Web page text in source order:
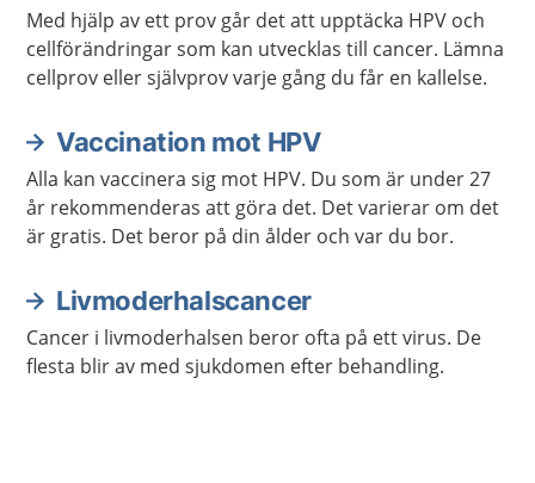
Med hjälp av ett prov går det att upptäcka HPV och
cellförändringar som kan utvecklas till cancer. Lämna
cellprov eller självprov varje gång du får en kallelse.
Vaccination mot HPV
Alla kan vaccinera sig mot HPV. Du som är under 27
år rekommenderas att göra det. Det varierar om det
är gratis. Det beror på din ålder och var du bor.
Livmoderhalscancer
Cancer i livmoderhalsen beror ofta på ett virus. De
flesta blir av med sjukdomen efter behandling.